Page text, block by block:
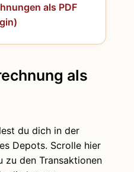
als PDF
als
du dich in der
Depots. Scrolle hier
zu den Transaktionen